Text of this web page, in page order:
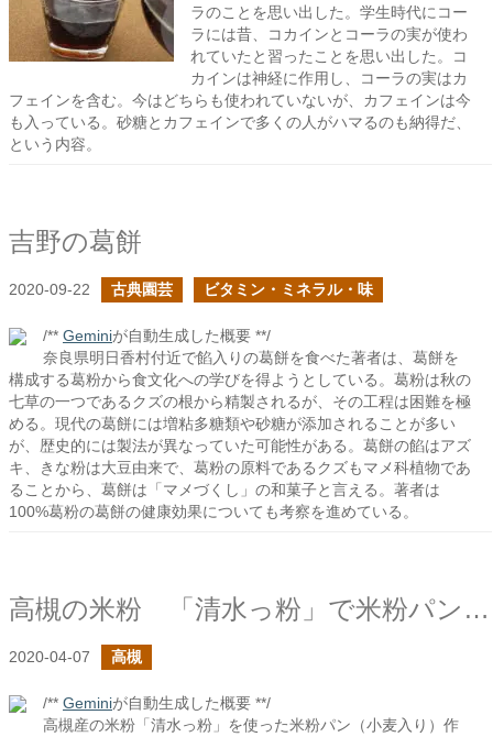
ラのことを思い出した。学生時代にコー
ラには昔、コカインとコーラの実が使わ
れていたと習ったことを思い出した。コ
カインは神経に作用し、コーラの実はカ
フェインを含む。今はどちらも使われていないが、カフェインは今
も入っている。砂糖とカフェインで多くの人がハマるのも納得だ、
という内容。
吉野の葛餅
2020-09-22 古典園芸 ビタミン・ミネラル・味
/** Geminiが自動生成した概要 **/
奈良県明日香村付近で餡入りの葛餅を食べた著者は、葛餅を
構成する葛粉から食文化への学びを得ようとしている。葛粉は秋の
七草の一つであるクズの根から精製されるが、その工程は困難を極
める。現代の葛餅には増粘多糖類や砂糖が添加されることが多い
が、歴史的には製法が異なっていた可能性がある。葛餅の餡はアズ
キ、きな粉は大豆由来で、葛粉の原料であるクズもマメ科植物であ
ることから、葛餅は「マメづくし」の和菓子と言える。著者は
100%葛粉の葛餅の健康効果についても考察を進めている。
高槻の米粉 「清水っ粉」で米粉パン（小麦入り）を作ってみた（リベンジ編）
2020-04-07 高槻
/** Geminiが自動生成した概要 **/
高槻産の米粉「清水っ粉」を使った米粉パン（小麦入り）作